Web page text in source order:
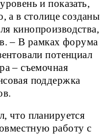
и показать,
а в столице созданы
кинопроизводства,
– В рамках форума
потенциал
– съемочная
поддержка
что планируется
работу с